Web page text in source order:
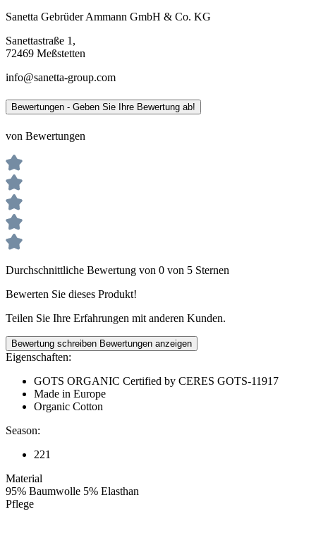
Sanetta Gebrüder Ammann GmbH & Co. KG
Sanettastraße 1,
72469 Meßstetten
info@sanetta-group.com
Bewertungen - Geben Sie Ihre Bewertung ab!
von Bewertungen
Durchschnittliche Bewertung von 0 von 5 Sternen
Bewerten Sie dieses Produkt!
Teilen Sie Ihre Erfahrungen mit anderen Kunden.
Bewertung schreiben Bewertungen anzeigen
Eigenschaften:
GOTS ORGANIC Certified by CERES GOTS-11917
Made in Europe
Organic Cotton
Season:
221
Material
95% Baumwolle 5% Elasthan
Pflege